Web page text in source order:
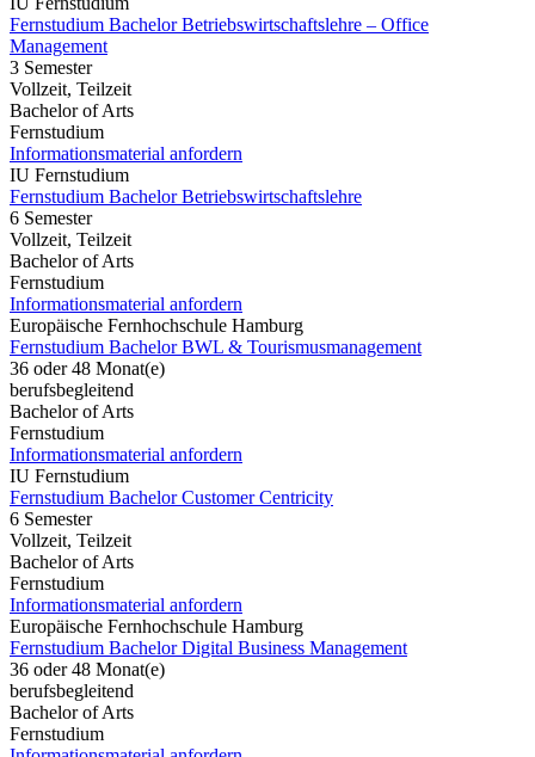
Fernstudium Bachelor Betriebswirtschaftslehre – Office
Management
3 Semester
Vollzeit, Teilzeit
Bachelor of Arts
Fernstudium
Informationsmaterial anfordern
IU Fernstudium
Fernstudium Bachelor Betriebswirtschaftslehre
6 Semester
Vollzeit, Teilzeit
Bachelor of Arts
Fernstudium
Informationsmaterial anfordern
Europäische Fernhochschule Hamburg
Fernstudium Bachelor BWL & Tourismusmanagement
36 oder 48 Monat(e)
berufsbegleitend
Bachelor of Arts
Fernstudium
Informationsmaterial anfordern
IU Fernstudium
Fernstudium Bachelor Customer Centricity
6 Semester
Vollzeit, Teilzeit
Bachelor of Arts
Fernstudium
Informationsmaterial anfordern
Europäische Fernhochschule Hamburg
Fernstudium Bachelor Digital Business Management
36 oder 48 Monat(e)
berufsbegleitend
Bachelor of Arts
Fernstudium